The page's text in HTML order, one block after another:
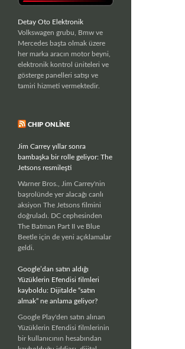
Detay Oto Elektronik
Volkswagen grubu, Bmw ve
Mercedes başta olmak üzere
her marka aracın motor beyni,
elektronik kontrol üniteleri ve
gösterge panelleri satışı ve
tamiri hizmeti vermektedir.
CHIP ONLINE
Jim Carrey yıllar sonra
bambaşka bir rolle geliyor: The
Jetsons resmileşti
Warner Bros., Jim Carrey'nin
başrolünde yer alacağı canlı
aksiyon The Jetsons filmini
doğruladı. DC cephesinden
The Batman Part II ve Blue
Beetle için de yeni açıklamalar
geldi.
Google’dan satın aldığı
Yüzüklerin Efendisi filmleri
kayboldu: Dijitalde “satın
almak” ne anlama geliyor?
Google Play'den satın alınan
Yüzüklerin Efendisi filmlerinin
bir kullanıcının hesabından